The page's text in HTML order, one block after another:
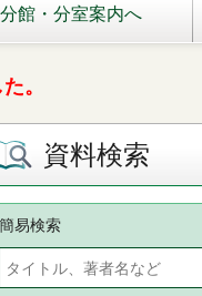
分館・分室案内へ
。
資料検索
簡易検索